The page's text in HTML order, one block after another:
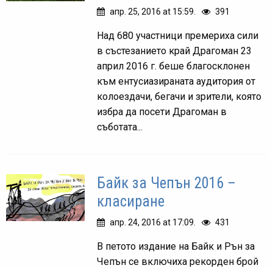
апр. 25, 2016 at 15:59. 391
Над 680 участници премериха сили
в състезанието край Драгоман 23
април 2016 г. беше благосклонен
към ентусиазираната аудитория от
колоездачи, бегачи и зрители, която
избра да посети Драгоман в
съботата...
Байк за Чепън 2016 –
класиране
апр. 24, 2016 at 17:09. 431
В петото издание на Байк и Рън за
Чепън се включиха рекорден брой